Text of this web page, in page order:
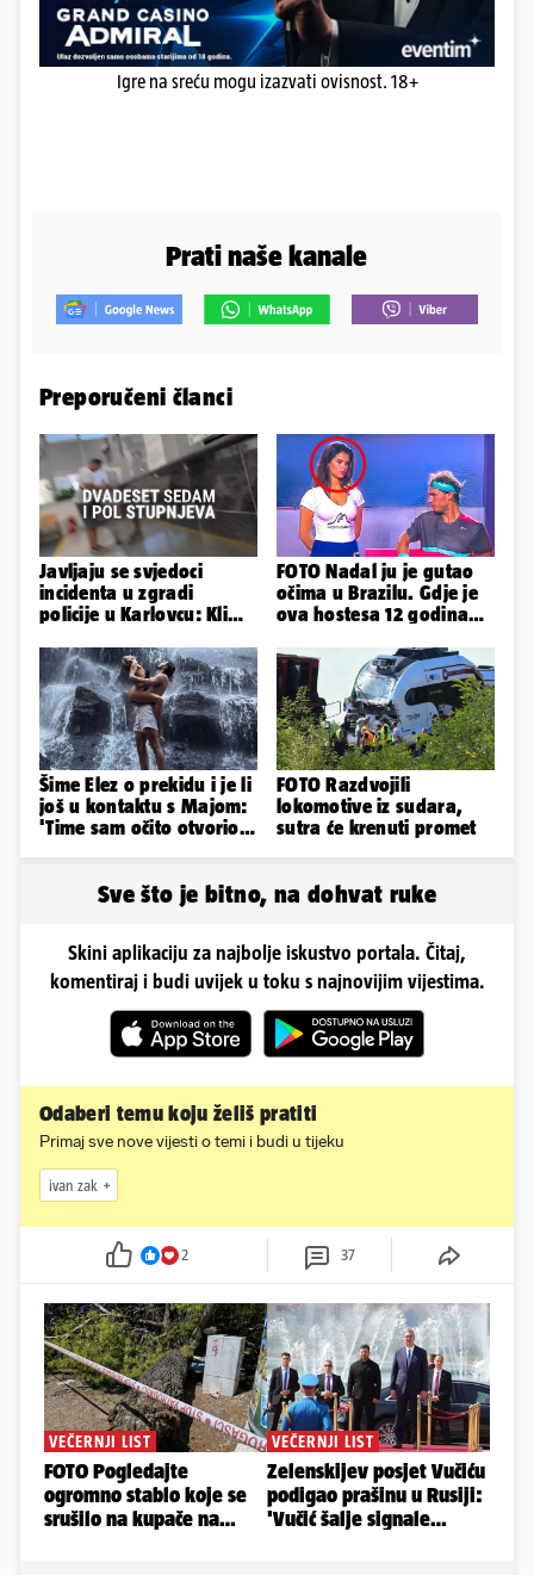
Igre na sreću mogu izazvati ovisnost. 18+
Prati naše kanale
Preporučeni članci
Javljaju se svjedoci
incidenta u zgradi
policije u Karlovcu: Klima
izađemo
FOTO Nadal ju je gutao
očima u Brazilu. Gdje je
ova hostesa 12 godina
Šime Elez o prekidu i je li
još u kontaktu s Majom:
'Time sam očito otvorio
FOTO Razdvojili
lokomotive iz sudara,
sutra će krenuti promet
Sve što je bitno, na dohvat ruke
Skini aplikaciju za najbolje iskustvo portala. Čitaj,
komentiraj i budi uvijek u toku s najnovijim vijestima.
Odaberi temu koju želiš pratiti
Primaj sve nove vijesti o temi i budi u tijeku
ivan zak
2 37